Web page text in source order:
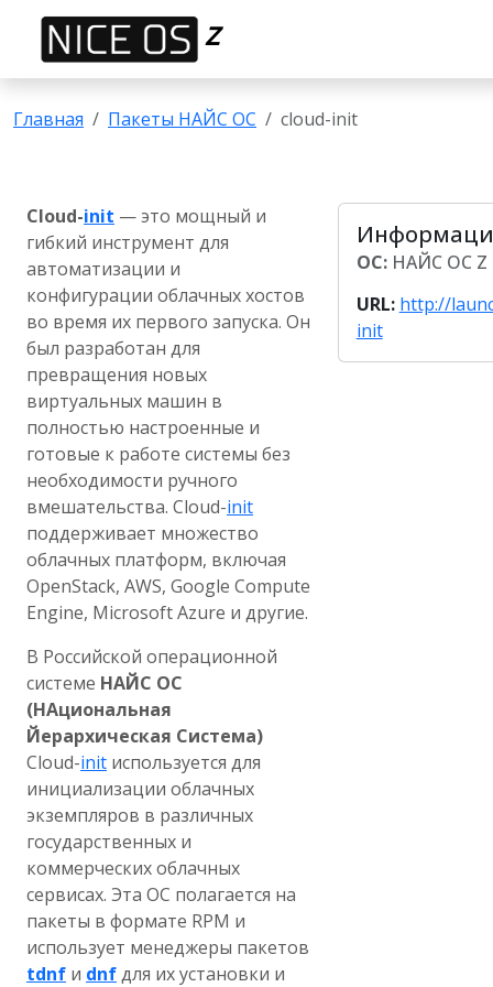
Z
Главная Пакеты НАЙС ОС cloud-init
Cloud-init — это мощный и
гибкий инструмент для
автоматизации и
конфигурации облачных хостов
во время их первого запуска. Он
был разработан для
превращения новых
виртуальных машин в
полностью настроенные и
готовые к работе системы без
необходимости ручного
вмешательства. Cloud-init
поддерживает множество
облачных платформ, включая
OpenStack, AWS, Google Compute
Engine, Microsoft Azure и другие.
В Российской операционной
системе НАЙС ОС
(НАциональная
Йерархическая Система)
Cloud-init используется для
инициализации облачных
экземпляров в различных
государственных и
коммерческих облачных
сервисах. Эта ОС полагается на
пакеты в формате RPM и
использует менеджеры пакетов
tdnf и dnfдля их установки и
ОС:НАЙС ОС Z
URL: http://
init